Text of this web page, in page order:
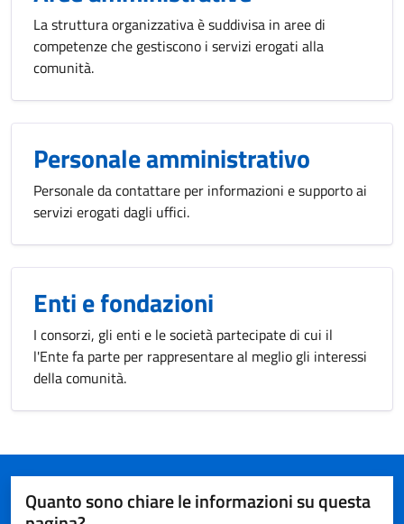
La struttura organizzativa è suddivisa in aree di
competenze che gestiscono i servizi erogati alla
comunità.
Personale amministrativo
Personale da contattare per informazioni e supporto ai
servizi erogati dagli uffici.
Enti e fondazioni
I consorzi, gli enti e le società partecipate di cui il
l'Ente fa parte per rappresentare al meglio gli interessi
della comunità.
Quanto sono chiare le informazioni su questa